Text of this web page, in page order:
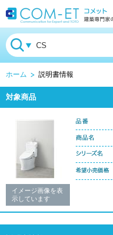
ホーム 説明書情報
対象商品
イメージ画像を表
示しています